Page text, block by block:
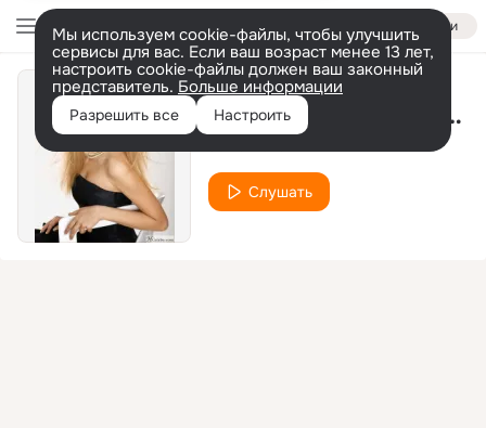
Войти
Мы используем cookie-файлы, чтобы улучшить
сервисы для вас. Если ваш возраст менее 13 лет,
настроить cookie-файлы должен ваш законный
представитель. Больше информации
Разрешить все Настроить Если ты любишь очень
Слушать